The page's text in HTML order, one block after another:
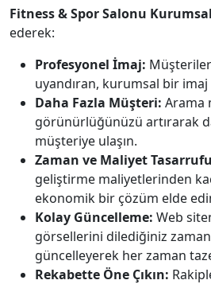
Fitness & Spor Salonu
ederek:
Profesyonel İmaj:
uyandıran, kurumsal bir
Daha Fazla Müşteri: Arama
görünürlüğünüzü artırarak
müşteriye ulaşın.
Zaman ve Maliyet
geliştirme maliyetlerinden
ekonomik bir çözüm elde
Kolay Güncelleme: Web
görsellerini dilediğiniz
güncelleyerek her zaman
Rekabette Öne Çıkın: